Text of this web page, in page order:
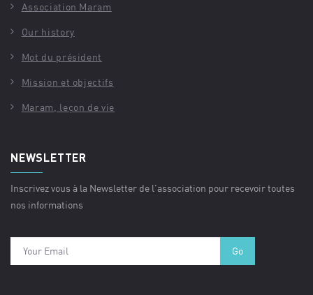
Association Maram
Our history
Mot du président
Mission et objectifs
Maram, leçon de vie
NEWSLETTER
Inscrivez vous à la Newsletter de l'association pour recevoir toutes
nos informations